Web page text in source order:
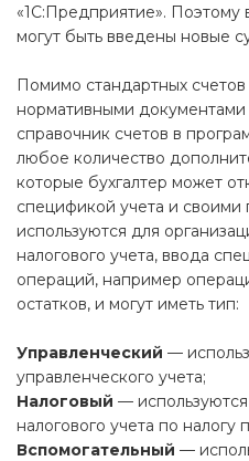
«1С:Предприятие». Поэтому
могут быть введены новые
Помимо стандартных
нормативными документами
справочник счетов в
любое количество
которые бухгалтер может
спецификой учета и своими
используются для
налогового учета, ввода
операций, например
остатков, и могут иметь тип:
Управленческий —
управленческого учета;
Налоговый —
налогового учета по налогу
Вспомогательный —